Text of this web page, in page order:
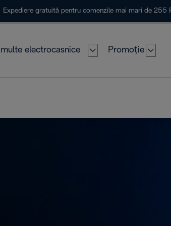
Expediere gratuită pentru comenzile mai mari de 255
electrocasnice Promoție